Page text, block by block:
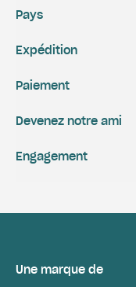
Expédition
Paiement
Engagement
Devenez notre ami
Pays
Une marque de